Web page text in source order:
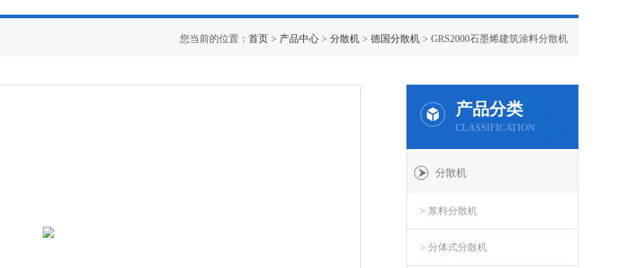
您当前的位置： 首页 > 产品中心 > 分散机 > 德国分散机 > GRS2000石墨烯建筑涂料分散机
产品分类
CLASSIFICATION
分散机
> 浆料分散机
> 分体式分散机